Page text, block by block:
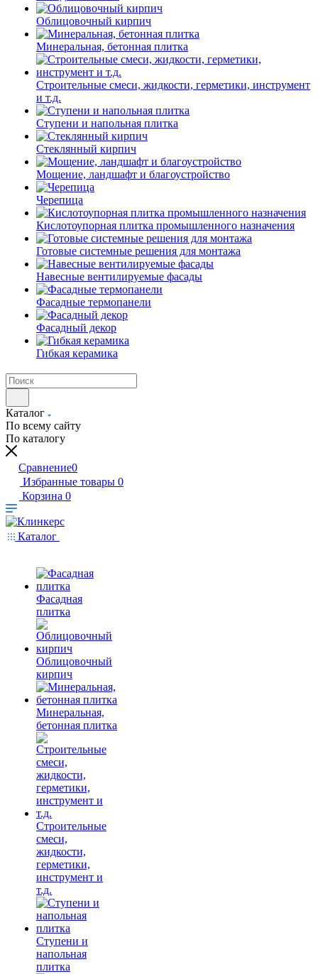
Облицовочный кирпич
Минеральная, бетонная плитка
Строительные смеси, жидкости, герметики, инструмент
и т.д.
Ступени и напольная плитка
Cтеклянный кирпич
Мощение, ландшафт и благоустройство
Черепица
Кислотоупорная плитка промышленного назначения
Готовые системные решения для монтажа
Навесные вентилируемые фасады
Фасадные термопанели
Фасадный декор
Гибкая керамика
Каталог
По всему сайту
По каталогу
Сравнение0
Избранные товары 0
Корзина 0
Каталог
Фасадная
плитка
Облицовочный
кирпич
Минеральная,
бетонная плитка
Строительные
смеси,
жидкости,
герметики,
инструмент и
т.д.
Ступени и
напольная
плитка